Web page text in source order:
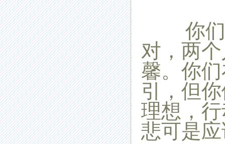
你们
对，两
馨。你
引，但
理想，
悲可是